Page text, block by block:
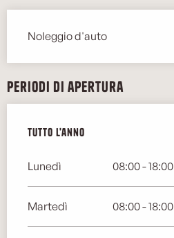
Noleggio d'auto
Periodi di apertura
Tutto l'anno
Tutto l'anno
Lunedì 08:00 - 18:00
Martedì 08:00 - 18:00